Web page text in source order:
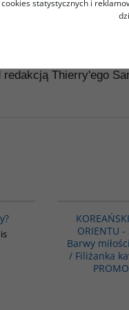
- Polityka
Thierry'ego
ORIENTU
Barwy
/ Filiżanka
cookies statystycznych i